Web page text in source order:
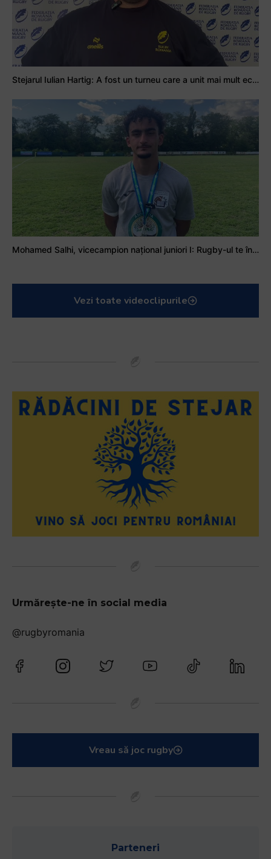
Stejarul Iulian Hartig: A fost un turneu care a unit mai mult echipa
Mohamed Salhi, vicecampion național juniori I: Rugby-ul te învață să accepți și înfrângerile
Vezi toate videoclipurile
Urmărește-ne în social media
@rugbyromania
Vreau să joc rugby
Parteneri